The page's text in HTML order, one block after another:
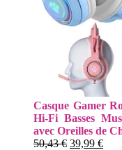
Casque Gamer
Hi-Fi Basses
avec Oreilles de
50,43€ Le
39,99 €Le